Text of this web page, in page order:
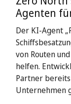
Agenten
Der KI-Agent
von Routen
helfen.
Partner
Unternehmen